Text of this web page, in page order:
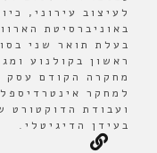
לעיצוב עירוני,
באוניברסיטת
בעלת תואר שני
ראשון בקולנוע
מחקרה הקודם עסק
למחקר
ועבודת הדוקטורט
בעידן הדיגיטלי.